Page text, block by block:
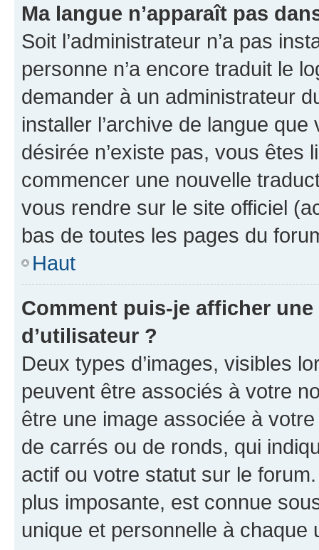
Ma langue n’apparaît pas
Soit l’administrateur n’a pas
personne n’a encore traduit le
demander à un administrateur
installer l’archive de langue
désirée n’existe pas, vous êtes
commencer une nouvelle
vous rendre sur le site officiel
bas de toutes les pages du
Haut
Comment puis-je afficher
d’utilisateur ?
Deux types d’images, visibles
peuvent être associés à votre
être une image associée à
de carrés ou de ronds, qui
actif ou votre statut sur le
plus imposante, est connue
unique et personnelle à chaque